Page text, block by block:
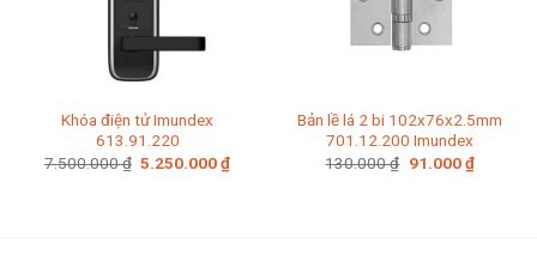
Khóa điện tử Imundex
613.91.220
7.500.000₫ Giá
5.250.000₫Giá
Bản lề lá 2 bi 102x76x2.5mm
701.12.200 Imundex
130.000₫ Giá
91.000₫Giá
hiện